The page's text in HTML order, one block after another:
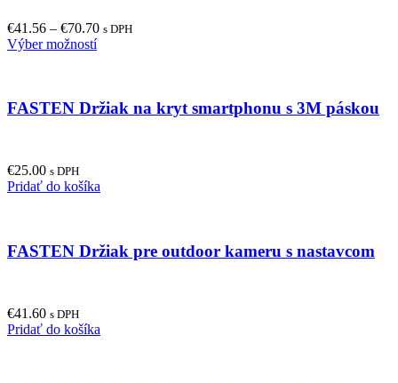
be
chosen
page
€41.56 – €70.70 s DPH
Výber možnostíThis
variants.
chosen
page
FASTEN Držiak na kryt smartphonu s 3M páskou
€25.00 s DPH
Pridať do košíka
FASTEN Držiak pre outdoor kameru s nastavcom
€41.60 s DPH
Pridať do košíka